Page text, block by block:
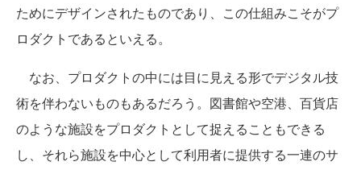
ためにデザインされたものであり、この仕組みこそがプ
ロダクトであるといえる。
なお、プロダクトの中には目に見える形でデジタル技
術を伴わないものもあるだろう。図書館や空港、百貨店
のような施設をプロダクトとして捉えることもできる
し、それら施設を中心として利用者に提供する一連のサ